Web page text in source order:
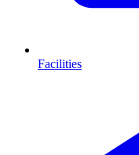
Facilities